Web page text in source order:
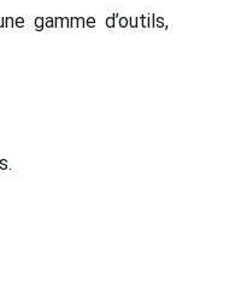
gamme d’outils,